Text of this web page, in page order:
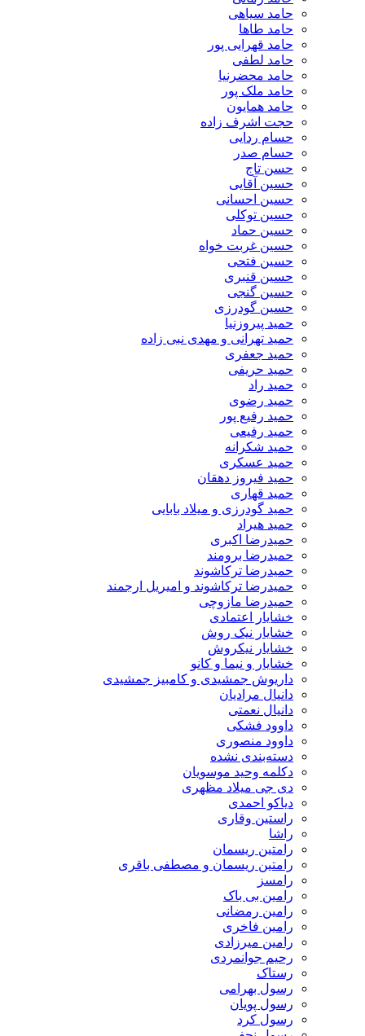
حامد سیاهی
حامد طاها
حامد قهرایی پور
حامد لطفی
حامد محضرنیا
حامد ملک پور
حامد همایون
حجت اشرف زاده
حسام ردایی
حسام صدر
حسن تاج
حسین آقایی
حسین احسانی
حسین توکلی
حسین حماد
حسین غربت خواه
حسین فتحی
حسین قنبری
حسین گنجی
حسین گودرزی
حمید پیروزنیا
حمید تهرانی و مهدی نبی زاده
حمید جعفری
حمید حریفی
حمید راد
حمید رضوی
حمید رفیع پور
حمید رفیعی
حمید شکرانه
حمید عسکری
حمید فیروز دهقان
حمید قهاری
حمید گودرزی و میلاد بابایی
حمید هیراد
حمیدرضا اکبری
حمیدرضا برومند
حمیدرضا ترکاشوند
حمیدرضا ترکاشوند و امیریل ارجمند
حمیدرضا مازوچی
خشایار اعتمادی
خشایار نیک روش
خشایار نیکروش
خشایار و نیما و کانو
داریوش جمشیدی و کامبیز جمشیدی
دانیال مرادیان
دانیال نعمتی
داوود فشکی
داوود منصوری
دسته‌بندی نشده
دکلمه وحید موسویان
دی جی میلاد مظهری
دیاکو احمدی
راستین وقاری
راشا
رامتین ریسمان
رامتین ریسمان و مصطفی باقری
رامسز
رامین بی باک
رامین رمضانی
رامین فاخری
رامین میرزادی
رحیم جوانمردی
رستاک
رسول بهرامی
رسول پویان
رسول کرد